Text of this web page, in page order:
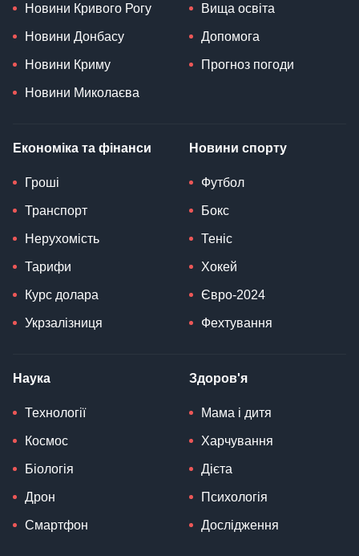
Новини Кривого Рогу
Новини Донбасу
Новини Криму
Новини Миколаєва
Вища освіта
Допомога
Прогноз погоди
Економіка та фінанси
Гроші
Транспорт
Нерухомість
Тарифи
Курс долара
Укрзалізниця
Новини спорту
Футбол
Бокс
Теніс
Хокей
Євро-2024
Фехтування
Наука
Технології
Космос
Біологія
Дрон
Смартфон
Здоров'я
Мама і дитя
Харчування
Дієта
Психологія
Дослідження